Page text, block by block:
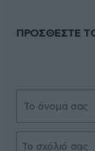
ΠΡΟΣΘΕΣΤΕ